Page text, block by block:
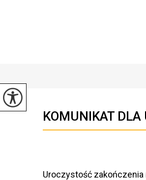
KOMUNIKAT DLA
Uroczystość